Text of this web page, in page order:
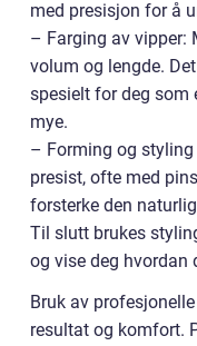
med presisjon for å
– Farging av vipper:
volum og lengde.
spesielt for deg som
mye.
– Forming og
presist, ofte med
forsterke den
Til slutt brukes
og vise deg hvordan
Bruk av
resultat og komfort.